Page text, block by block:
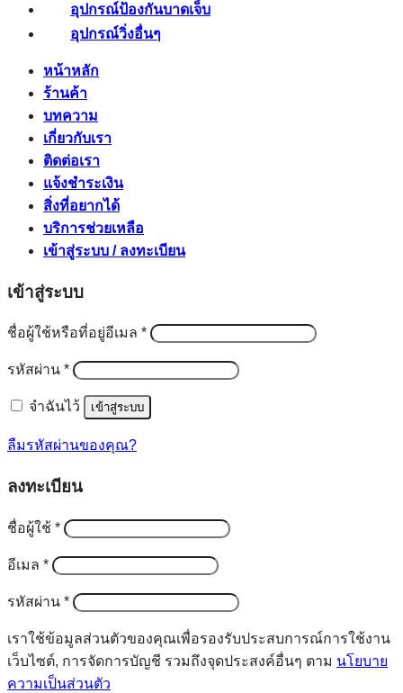
อุปกรณ์ป้องกันบาดเจ็บ
อุปกรณ์วิ่งอื่นๆ
หน้าหลัก
ร้านค้า
บทความ
เกี่ยวกับเรา
ติดต่อเรา
แจ้งชำระเงิน
สิ่งที่อยากได้
บริการช่วยเหลือ
เข้าสู่ระบบ / ลงทะเบียน
เข้าสู่ระบบ
ชื่อผู้ใช้หรือที่อยู่อีเมล *ต้องการ
รหัสผ่าน *ต้องการ
จำฉันไว้ เข้าสู่ระบบ
ลืมรหัสผ่านของคุณ?
ลงทะเบียน
ชื่อผู้ใช้ *ต้องการ
อีเมล *ต้องการ
รหัสผ่าน *ต้องการ
เราใช้ข้อมูลส่วนตัวของคุณเพื่อรองรับประสบการณ์การใช้งาน
เว็บไซต์, การจัดการบัญชี รวมถึงจุดประสงค์อื่นๆ ตาม นโยบาย
ความเป็นส่วนตัว